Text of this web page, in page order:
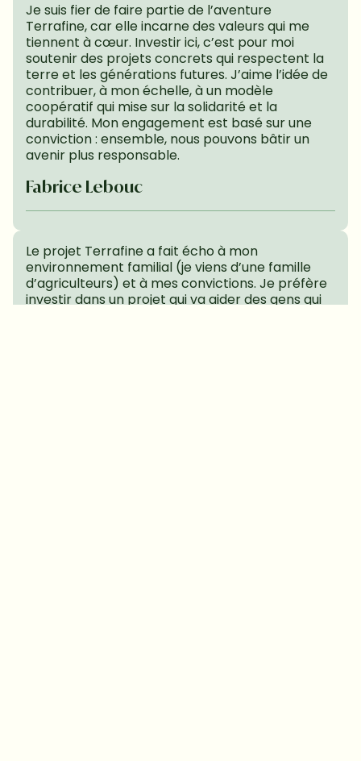
Je suis fier de faire partie de l’aventure
Terrafine, car elle incarne des valeurs qui me
tiennent à cœur. Investir ici, c’est pour moi
soutenir des projets concrets qui respectent la
terre et les générations futures. J’aime l’idée de
contribuer, à mon échelle, à un modèle
coopératif qui mise sur la solidarité et la
durabilité. Mon engagement est basé sur une
conviction : ensemble, nous pouvons bâtir un
avenir plus responsable.
Fabrice Lebouc
Le projet Terrafine a fait écho à mon
environnement familial (je viens d’une famille
d’agriculteurs) et à mes convictions. Je préfère
investir dans un projet qui va aider des gens qui